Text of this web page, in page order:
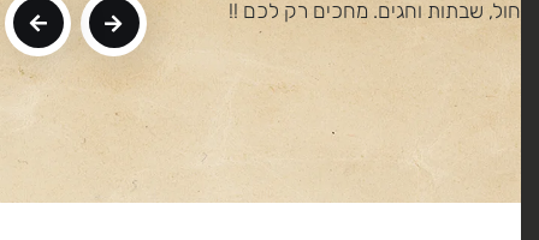
חול, שבתות וחגים. מחכים רק לכם !!